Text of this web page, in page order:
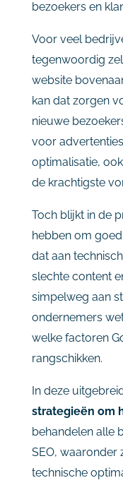
bezoekers en
Voor veel
tegenwoordig
website
kan dat zorgen
nieuwe
voor
optimalisatie, ook
de krachtigste
Toch blijkt in de
hebben om goed
dat aan
slechte content
simpelweg aan
ondernemers
welke factoren
rangschikken.
In deze
strategieën om
behandelen alle
SEO, waaronder
technische